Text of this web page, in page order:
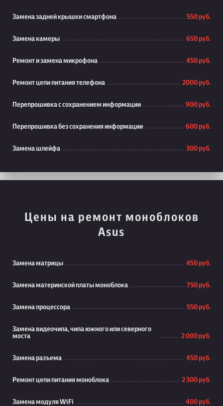
Замена задней крышки смартфона 550 руб.
Замена камеры 650 руб.
Ремонт и замена микрофона 450 руб.
Ремонт цепи питания телефона 2000 руб.
Перепрошивка с сохранением информации 900 руб.
Перепрошивка без сохранения информации 600 руб.
Замена шлейфа 300 руб.
Цены на ремонт моноблоков
Asus
Замена матрицы 450 руб.
Замена материнской платы моноблока 750 руб.
Замена процессора 550 руб.
Замена видеочипа, чипа южного или северного
моста
2 000 руб.
Замена разъема 450 руб.
Ремонт цепи питания моноблока 2 300 руб.
Замена модуля WiFi 400 руб.